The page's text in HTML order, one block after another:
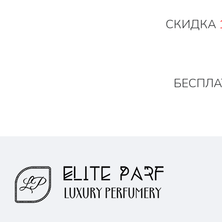
СКИДКА